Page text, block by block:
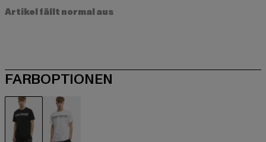
Artikel fällt normal aus
FARBOPTIONEN